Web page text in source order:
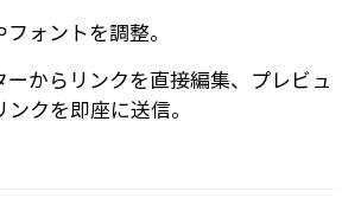
ォントを調整。
ーからリンクを直接編集、プレビュ
クを即座に送信。